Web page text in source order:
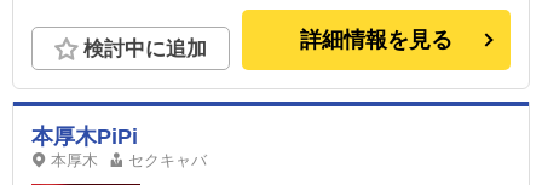
検討中に追加 詳細情報を見る
本厚木PiPi
本厚木 セクキャバ